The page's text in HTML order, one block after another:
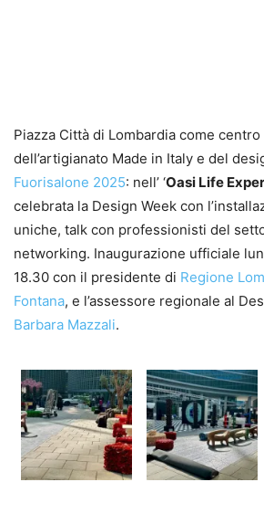
Piazza Città di Lombardia come
dell’artigianato Made in Italy e del
Fuorisalone 2025: nell’ ‘Oasi Life
celebrata la Design Week con
uniche, talk con professionisti del
networking. Inaugurazione ufficiale
18.30 con il presidente di Regione
Fontana, e l’assessore regionale al
Barbara Mazzali.